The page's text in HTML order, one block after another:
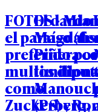
FOTOS -
el paraíso
preferido
como
Zuckerberg,
El dardo
Piñera
los
(PS) y